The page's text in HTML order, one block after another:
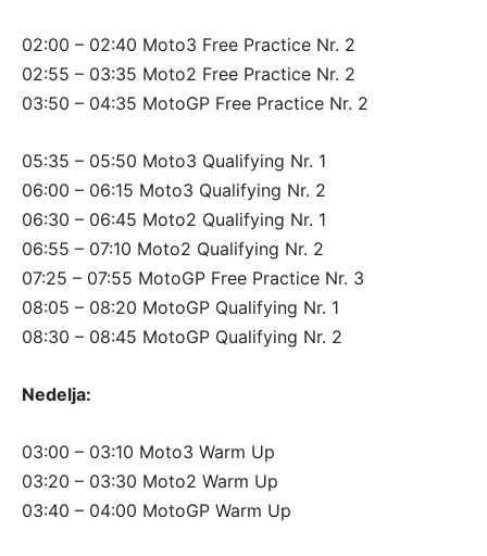
02:00 – 02:40 Moto3 Free Practice Nr. 2
02:55 – 03:35 Moto2 Free Practice Nr. 2
03:50 – 04:35 MotoGP Free Practice Nr. 2
05:35 – 05:50 Moto3 Qualifying Nr. 1
06:00 – 06:15 Moto3 Qualifying Nr. 2
06:30 – 06:45 Moto2 Qualifying Nr. 1
06:55 – 07:10 Moto2 Qualifying Nr. 2
07:25 – 07:55 MotoGP Free Practice Nr. 3
08:05 – 08:20 MotoGP Qualifying Nr. 1
08:30 – 08:45 MotoGP Qualifying Nr. 2
Nedelja:
03:00 – 03:10 Moto3 Warm Up
03:20 – 03:30 Moto2 Warm Up
03:40 – 04:00 MotoGP Warm Up